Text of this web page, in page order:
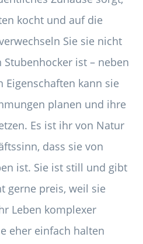
kocht und auf die
Sie sie nicht
ist – neben
kann sie
planen und ihre
Es ist ihr von Natur
dass sie von
ist. Sie ist still und gibt
gerne preis, weil sie
Leben komplexer
eher einfach halten